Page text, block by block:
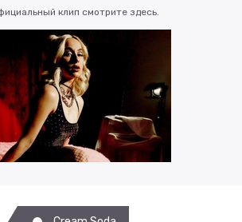
клип смотрите здесь.